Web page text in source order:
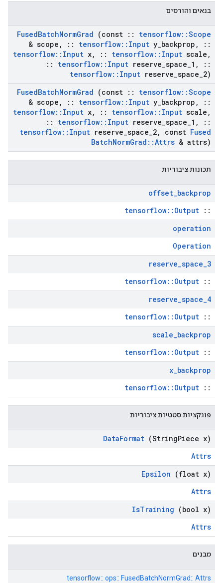
בנאים והורסים
FusedBatchNormGrad (const :: tensorflow::Scope
& scope , :: tensorflow:: Input y backprop ,
::
tensorflow:: Input x, :: tensorflow:: Input scale ,
::
tensorflow:: Input reserve space 1 ,
::
tensorflow:: Input reserve space 2)
FusedBatchNormGrad (const :: tensorflow::Scope
& scope , :: tensorflow:: Input y backprop ,
::
tensorflow:: Input x, :: tensorflow:: Input scale ,
::
tensorflow:: Input reserve space 1 ,
::
tensorflow:: Input reserve space 2, const Fused
BatchNormGrad ::Attrs & attrs)
תכונות ציבוריות
offset_backprop
::
tensorflow::Output
operation
Operation
reserve_space_3
::
tensorflow::Output
reserve_space_4
::
tensorflow::Output
scale_backprop
::
tensorflow::Output
x_backprop
::
tensorflow::Output
פונקציות סטטיות ציבוריות
DataFormat (StringPiece x)
Attrs
Epsilon (float x)
Attrs
IsTraining (bool x)
Attrs
מבנים
tensorflow:: ops:: FusedBatchNormGrad:: Attrs